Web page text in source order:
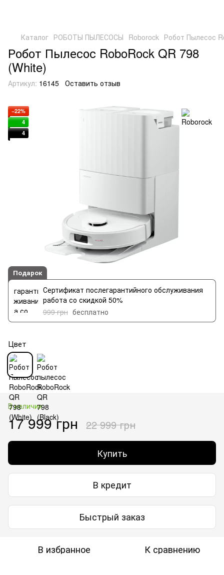
Каталог РОБОТЫ ПЫЛЕСОСЫ Roborock Робот Пылесос
Робот Пылесос RoboRock QR 798
(White)
Артикул: 16145 Оставить отзыв
−22%
4
4
Подарок
Сертификат послегарантийного обслуживания
работа со скидкой 50%
999 грн бесплатно
Цвет
В наличии
17 999 грн 22 999 грн
Купить
В кредит
Быстрый заказ
В избранное К сравнению